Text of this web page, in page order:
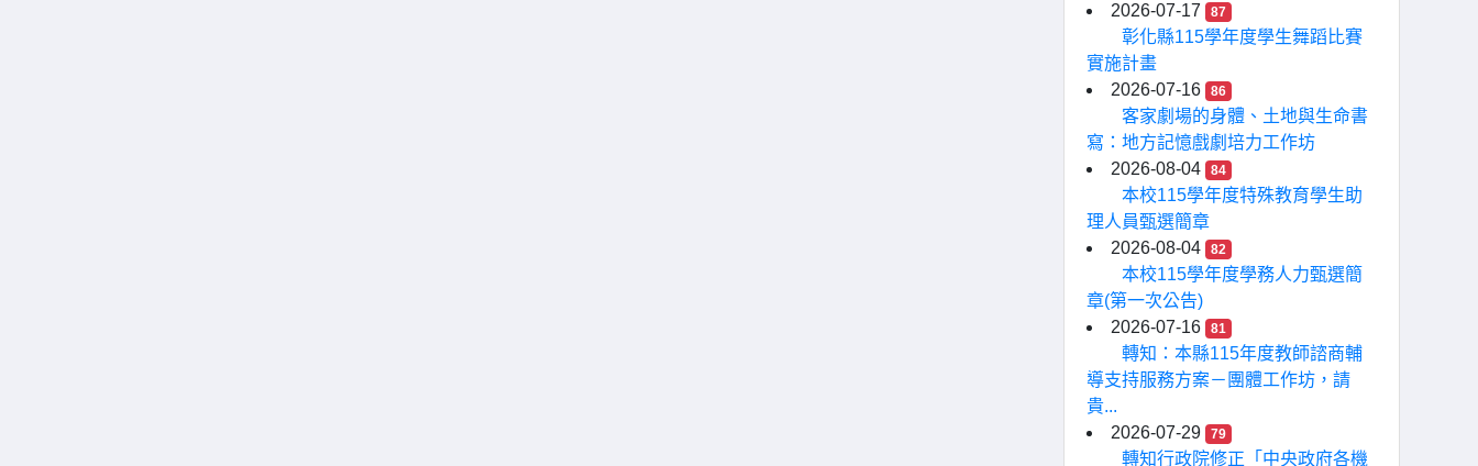
2026-07-17
87
彰化縣115學年度學生舞蹈比賽
實施計畫
2026-07-16
86
客家劇場的身體、土地與生命書
寫：地方記憶戲劇培力工作坊
2026-08-04
84
本校115學年度特殊教育學生助
理人員甄選簡章
2026-08-04
82
本校115學年度學務人力甄選簡
章(第一次公告)
2026-07-16
81
轉知：本縣115年度教師諮商輔
導支持服務方案－團體工作坊，請
貴...
2026-07-29
79
轉知行政院修正「中央政府各機